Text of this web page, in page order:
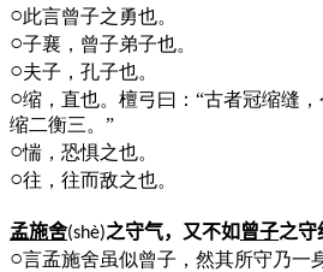
○此言曾子之勇也。
○子襄，曾子弟子也。
○夫子，孔子也。
○缩，直也。檀弓曰：“古者冠缩缝
缩二衡三。”
○惴，恐惧之也。
○往，往而敌之也。
孟施舍(shè)之守气，又不如 曾子之守
○言孟施舍虽似曾子，然其所守乃一